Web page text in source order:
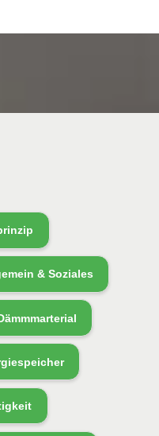
& Soziales